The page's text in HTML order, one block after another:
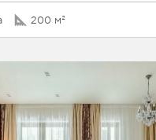
200 м²